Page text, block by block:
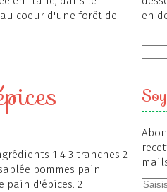
coeur d'une forêt de
1 4 3 tranches 2
pommes pain
pain d'épices. 2
en